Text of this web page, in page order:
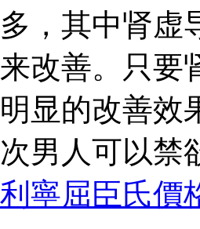
多，其中肾虚
来改善。只要
明显的改善效
次男人可以禁
利寧屈臣氏價